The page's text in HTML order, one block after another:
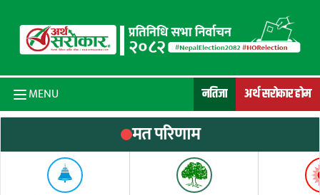
MENU नतिजा अर्थ सरोकार होम
मत परिणाम